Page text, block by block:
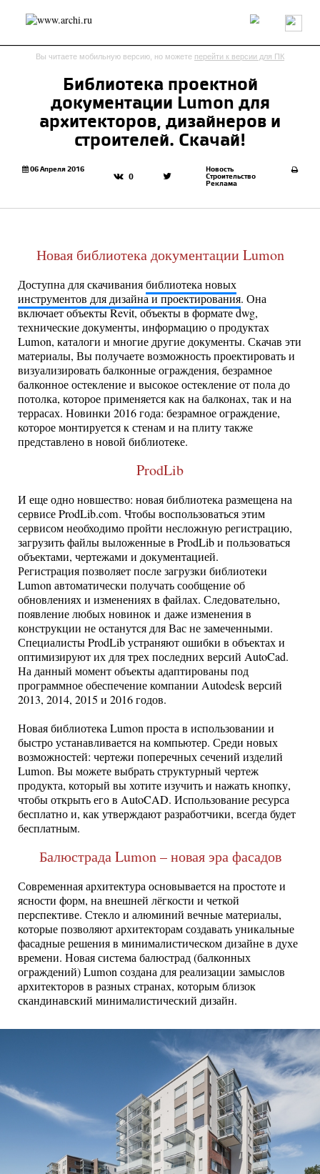
Россия Мир Технологии Интерьер Пресса
Архитекторы
send.project Анонсы конкурсов
Блог
Журнал
Интервью Исследование
Объект
Результаты конкурса
Репортаж
Архитектура
Интерьер
Вы читаете мобильную версию, но можете перейти к версии для ПК
Библиотека проектной
документации Lumon для
архитекторов, дизайнеров и
строителей. Скачай!
06 Апреля 2016
0
Новость
Строительство
Реклама
Новая библиотека документации Lumon
Доступна для скачиваниябиблиотека новых
инструментов для дизайна и проектирования. Она
включает объекты Revit, объекты в формате dwg,
технические документы, информацию о продуктах
Lumon, каталоги и многие другие документы. Скачав эти
материалы, Вы получаете возможность проектировать и
визуализировать балконные ограждения, безрамное
балконное остекление и высокое остекление от пола до
потолка, которое применяется как на балконах, так и на
террасах. Новинки 2016 года: безрамное ограждение,
которое монтируется к стенам и на плиту также
представлено в новой библиотеке.
ProdLib
И еще одно новшество: новая библиотека размещена на
сервисе ProdLib.com. Чтобы воспользоваться этим
сервисом необходимо пройти несложную регистрацию,
загрузить файлы выложенные в ProdLib и пользоваться
объектами, чертежами и документацией.
Регистрация позволяет после загрузки библиотеки
Lumon автоматически получать сообщение об
обновлениях и изменениях в файлах. Следовательно,
появление любых новинок и даже изменения в
конструкции не останутся для Вас не замеченными.
Специалисты ProdLib устраняют ошибки в объектах и
оптимизируют их для трех последних версий AutoCad.
На данный момент объекты адаптированы под
программное обеспечение компании Autodesk версий
2013, 2014, 2015 и 2016 годов.
Новая библиотека Lumon проста в использовании и
быстро устанавливается на компьютер. Среди новых
возможностей: чертежи поперечных сечений изделий
Lumon. Вы можете выбрать структурный чертеж
продукта, который вы хотите изучить и нажать кнопку,
чтобы открыть его в AutoCAD. Использование ресурса
бесплатно и, как утверждают разработчики, всегда будет
бесплатным.
Балюстрада Lumon – новая эра фасадов
Современная архитектура основывается на простоте и
ясности форм, на внешней лёгкости и четкой
перспективе. Стекло и алюминий вечные материалы,
которые позволяют архитекторам создавать уникальные
фасадные решения в минималистическом дизайне в духе
времени. Новая система балюстрад (балконных
ограждений) Lumon создана для реализации замыслов
архитекторов в разных странах, которым близок
скандинавский минималистический дизайн.